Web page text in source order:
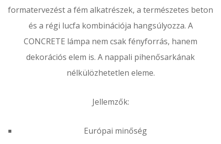
formatervezést a fém alkatrészek, a természetes beton
és a régi lucfa kombinációja hangsúlyozza. A
CONCRETE lámpa nem csak fényforrás, hanem
dekorációs elem is. A nappali pihenősarkának
nélkülözhetetlen eleme.
Jellemzők:
Európai minőség